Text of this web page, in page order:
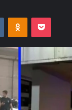
VKontakteOdnoklassniki
Pocket